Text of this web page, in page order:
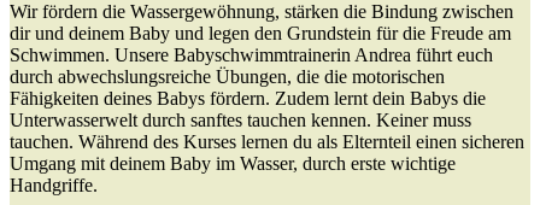
Wir fördern die Wassergewöhnung, stärken die Bindung zwischen
dir und deinem Baby und legen den Grundstein für die Freude am
Schwimmen. Unsere Babyschwimmtrainerin Andrea führt euch
durch abwechslungsreiche Übungen, die die motorischen
Fähigkeiten deines Babys fördern. Zudem lernt dein Babys die
Unterwasserwelt durch sanftes tauchen kennen. Keiner muss
tauchen. Während des Kurses lernen du als Elternteil einen sicheren
Umgang mit deinem Baby im Wasser, durch erste wichtige
Handgriffe.